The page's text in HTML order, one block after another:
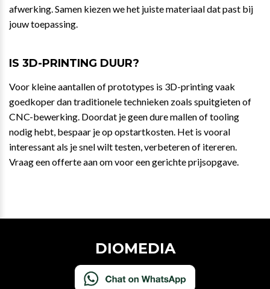
afwerking. Samen kiezen we het juiste materiaal dat past bij
jouw toepassing.
IS 3D-PRINTING DUUR?
Voor kleine aantallen of prototypes is 3D-printing vaak
goedkoper dan traditionele technieken zoals spuitgieten of
CNC-bewerking. Doordat je geen dure mallen of tooling
nodig hebt, bespaar je op opstartkosten. Het is vooral
interessant als je snel wilt testen, verbeteren of itereren.
Vraag een offerte aan om voor een gerichte prijsopgave.
DIOMEDIA